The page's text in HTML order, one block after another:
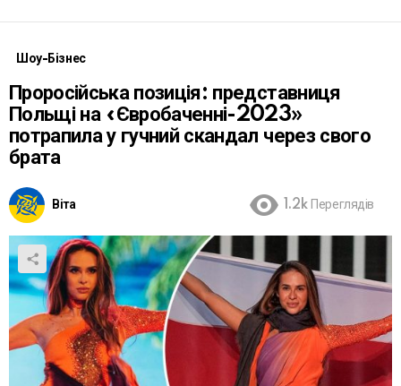
Шоу-Бізнес
Проросійська позиція: представниця
Польщі на «Євробаченні-2023»
потрапила у гучний скандал через свого
брата
Віта 1.2k Переглядів